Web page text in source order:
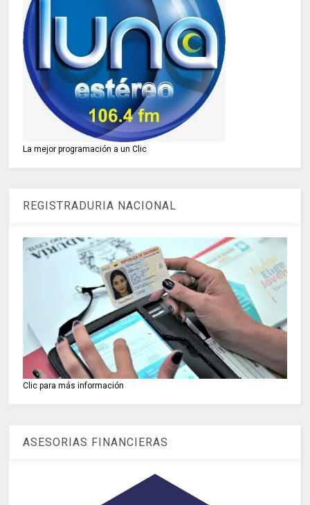
La mejor programación a un Clic
REGISTRADURIA NACIONAL
Clic para más información
ASESORIAS FINANCIERAS